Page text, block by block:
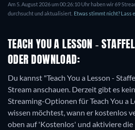
Am 5. August 2026 um 00:26:10 Uhr haben wir 69
durchsucht und aktualisiert. Etwas stimmt nicht? Lass
TEACH YOU A LESSON -
ODER DOWNLOAD:
Du kannst "Teach You a Lesson -
Stream anschauen. Derzeit gibt es
Streaming-Optionen für Teach You a
wissen möchtest, wann er kostenlos
oben auf 'Kostenlos' und aktiviere die